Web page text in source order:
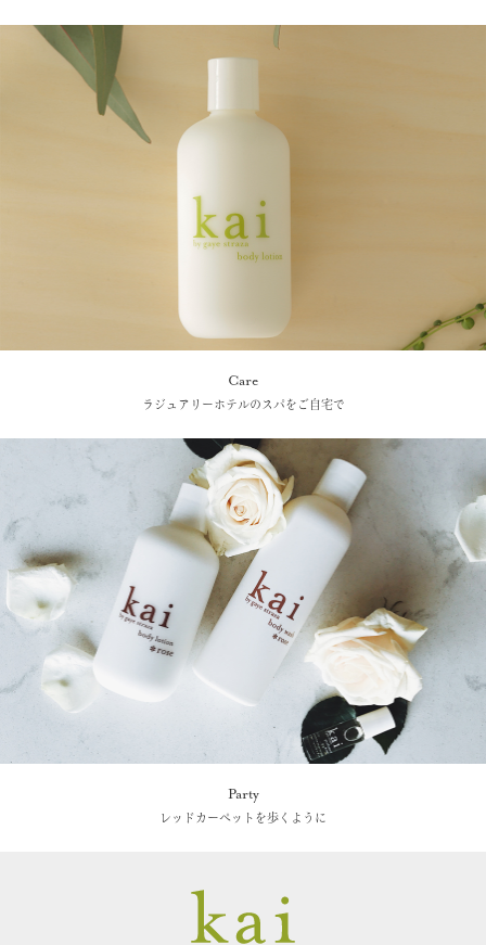
Care
ラジュアリーホテルのスパをご自宅で
Party
レッドカーペットを歩くように